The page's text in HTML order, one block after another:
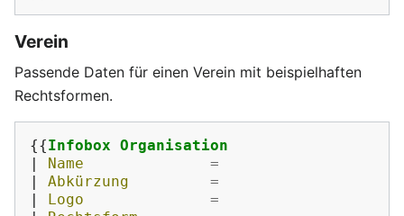
Verein
Passende Daten für einen Verein mit beispielhaften
Rechtsformen.
{{Infobox Organisation
|
Name =
|
Abkürzung =
|
Logo =